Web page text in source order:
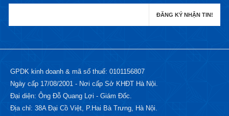
GPDK kinh doanh & mã số thuế: 0101156807
Ngày cấp 17/08/2001 - Nơi cấp Sở KHĐT Hà Nội.
Đại diện: Ông Đỗ Quang Lợi - Giám Đốc.
Địa chỉ: 38A Đại Cồ Việt, P.Hai Bà Trưng, Hà Nội.